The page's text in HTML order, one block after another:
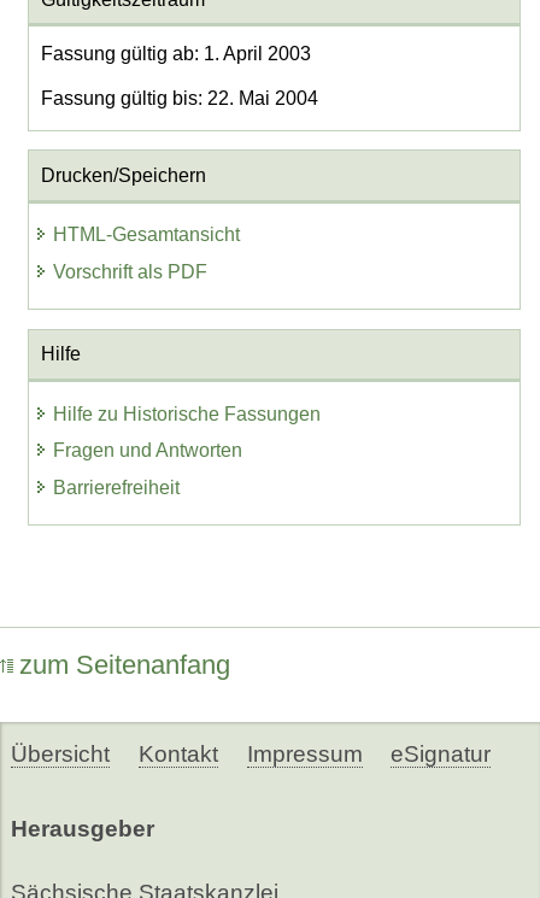
Fassung gültig ab: 1. April 2003
Fassung gültig bis: 22. Mai 2004
Drucken/Speichern
HTML-Gesamtansicht
Vorschrift als PDF
Hilfe
Hilfe zu Historische Fassungen
Fragen und Antworten
Barrierefreiheit
zum Seitenanfang
Übersicht Kontakt Impressum eSignatur
Herausgeber
Sächsische Staatskanzlei